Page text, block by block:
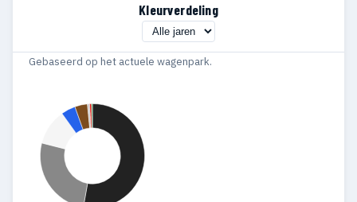
Kleurverdeling
Gebaseerd op het actuele wagenpark.